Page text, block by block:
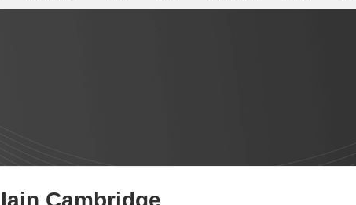
Iain Cambridge